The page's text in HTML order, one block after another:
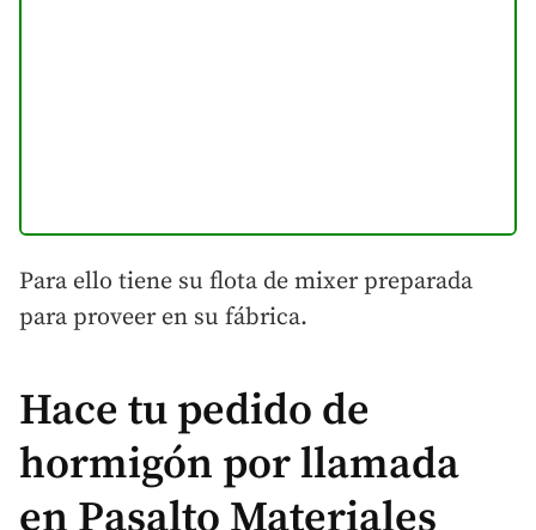
Para ello tiene su flota de mixer preparada
para proveer en su fábrica.
Hace tu pedido de
hormigón por llamada
en Pasalto Materiales